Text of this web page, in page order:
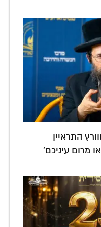
התראיין
מרום עיניכם'